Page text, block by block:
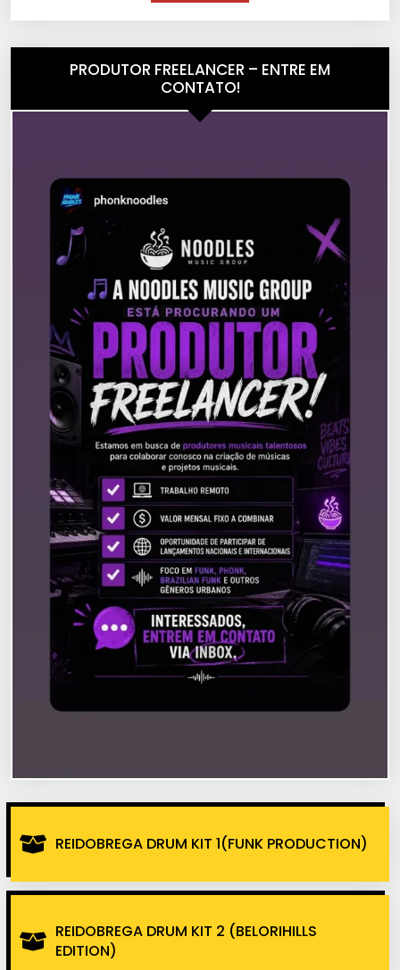
PRODUTOR FREELANCER – ENTRE EM
CONTATO!
REIDOBREGA DRUM KIT 1(FUNK PRODUCTION)
REIDOBREGA DRUM KIT 2 (BELORIHILLS
EDITION)